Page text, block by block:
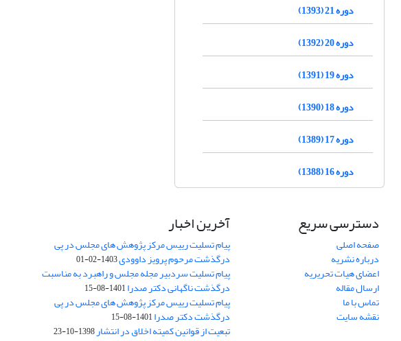
دوره 21 (1393)
دوره 20 (1392)
دوره 19 (1391)
دوره 18 (1390)
دوره 17 (1389)
دوره 16 (1388)
دسترسی سریع
صفحه اصلی
درباره نشریه
اعضای هیات تحریریه
ارسال مقاله
تماس با ما
نقشه سایت
آخرین اخبار
پیام تسلیت رییس مرکز پژوهش های مجلس در پی
درگذشت مرحوم پرویز داوودی1403-02-01
پیام تسلیت سردبیر مجله مجلس و راهبرد به مناسبت
درگذشت ناگهانی دکتر صدرا1401-08-15
پیام تسلیت رییس مرکز پژوهش های مجلس در پی
درگذشت دکتر صدرا1401-08-15
تبعیت از قوانین کمیته اخلاق در انتشار1398-10-23